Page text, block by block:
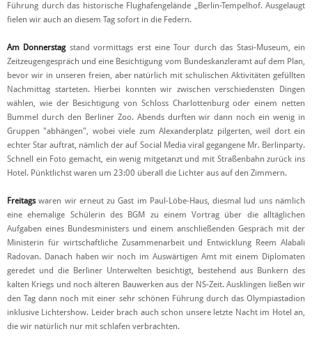
Führung durch das historische Flughafengelände „Berlin-Tempelhof. Ausgelaugt
fielen wir auch an diesem Tag sofort in die Federn.
Am Donnerstagstand vormittags erst eine Tour durch das Stasi-Museum, ein
Zeitzeugengespräch und eine Besichtigung vom Bundeskanzleramt auf dem Plan,
bevor wir in unseren freien, aber natürlich mit schulischen Aktivitäten gefüllten
Nachmittag starteten. Hierbei konnten wir zwischen verschiedensten Dingen
wählen, wie der Besichtigung von Schloss Charlottenburg oder einem netten
Bummel durch den Berliner Zoo. Abends durften wir dann noch ein wenig in
Gruppen "abhängen", wobei viele zum Alexanderplatz pilgerten, weil dort ein
echter Star auftrat, nämlich der auf Social Media viral gegangene Mr. Berlinparty.
Schnell ein Foto gemacht, ein wenig mitgetanzt und mit Straßenbahn zurück ins
Hotel. Pünktlichst waren um 23:00 überall die Lichter aus auf den Zimmern.
Freitagswaren wir erneut zu Gast im Paul-Löbe-Haus, diesmal lud uns nämlich
eine ehemalige Schülerin des BGM zu einem Vortrag über die alltäglichen
Aufgaben eines Bundesministers und einem anschließenden Gespräch mit der
Ministerin für wirtschaftliche Zusammenarbeit und Entwicklung Reem Alabali
Radovan. Danach haben wir noch im Auswärtigen Amt mit einem Diplomaten
geredet und die Berliner Unterwelten besichtigt, bestehend aus Bunkern des
kalten Kriegs und noch älteren Bauwerken aus der NS-Zeit. Ausklingen ließen wir
den Tag dann noch mit einer sehr schönen Führung durch das Olympiastadion
inklusive Lichtershow. Leider brach auch schon unsere letzte Nacht im Hotel an,
die wir natürlich nur mit schlafen verbrachten.